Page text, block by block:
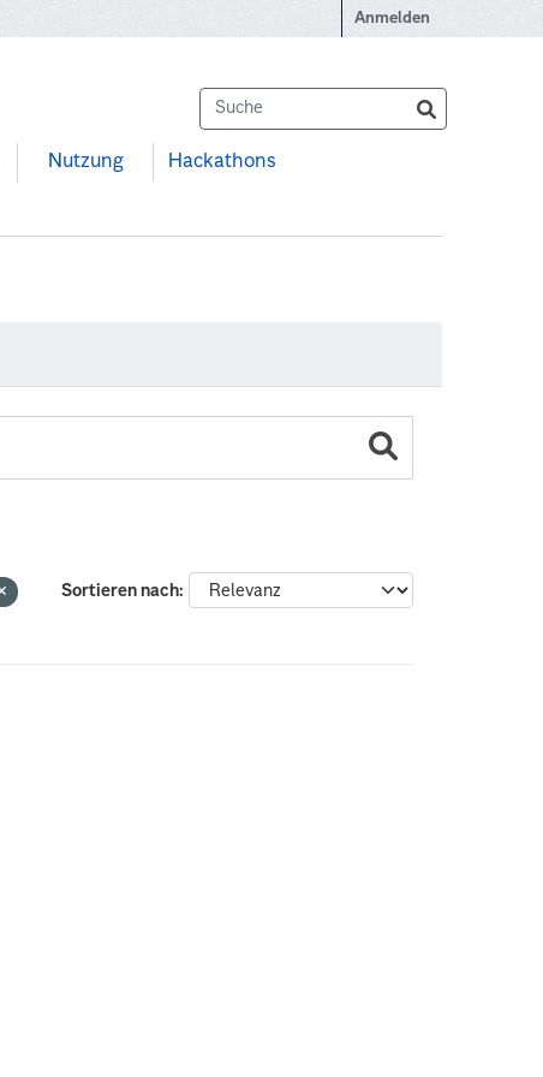
Anmelden
Nutzung Hackathons
Sortieren nach